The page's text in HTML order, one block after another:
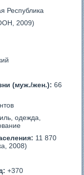
Республика
2009)
(муж./жен.):66
одежда,
11 870
2008)
+370